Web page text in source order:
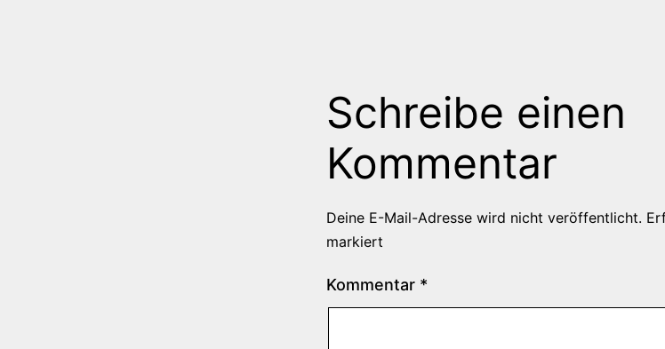
Schreibe einen
Kommentar
Deine E-Mail-Adresse wird nicht veröffentlicht.
markiert
Kommentar *